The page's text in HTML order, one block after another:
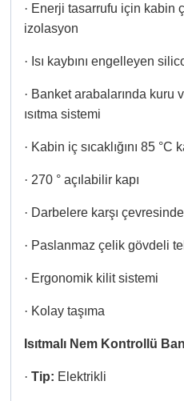
· Enerji tasarrufu için kabin
izolasyon
· Isı kaybını engelleyen
· Banket arabalarında kuru
ısıtma sistemi
· Kabin iç sıcaklığını 85
· 270 ° açılabilir kapı
· Darbelere karşı
· Paslanmaz çelik gövdeli
· Ergonomik kilit sistemi
· Kolay taşıma
Isıtmalı Nem Kontrollü
· Tip: Elektrikli